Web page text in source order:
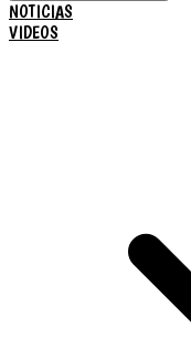
NOTICIAS
VIDEOS